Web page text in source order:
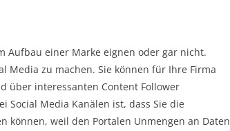
Aufbau einer Marke eignen oder gar nicht.
Media zu machen. Sie können für Ihre Firma
über interessanten Content Follower
Social Media Kanälen ist, dass Sie die
können, weil den Portalen Unmengen an Daten